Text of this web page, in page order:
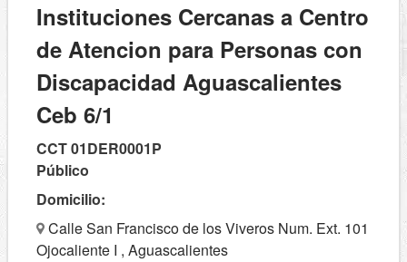
Instituciones Cercanas a Centro
de Atencion para Personas con
Discapacidad Aguascalientes
Ceb 6/1
CCT 01DER0001P
Público
Domicilio:
Calle San Francisco de los Viveros Num. Ext. 101
Ojocaliente I , Aguascalientes